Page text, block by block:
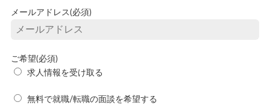
メールアドレス(必須)
ご希望(必須)
求人情報を受け取る
無料で就職/転職の面談を希望する